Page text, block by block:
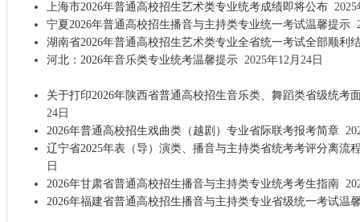
上海市2026年普通高校招生艺术类专业统考成绩即将公布2025
宁夏2026年普通高校招生播音与主持类专业统一考试温馨提示
湖南省2026年普通高校招生艺术类专业全省统一考试全部顺利
河北：2026年音乐类专业统考温馨提示2025年12月24日
关于打印2026年陕西省普通高校招生音乐类、舞蹈类省级统考
24日
2026年普通高校招生戏曲类（越剧）专业省际联考报考简章
辽宁省2025年表（导）演类、播音与主持类省统考考评分离流
日
2026年甘肃省普通高校招生播音与主持类专业统考考生指南
2026年福建省普通高校招生播音与主持类专业省级统一考试温